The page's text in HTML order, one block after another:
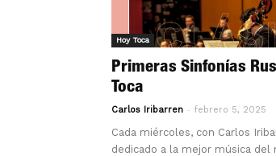
Hoy Toca
Primeras Sinfonías
Toca
Carlos Iribarren - febrero 5, 2025
Cada miércoles, con Carlos
dedicado a la mejor música del